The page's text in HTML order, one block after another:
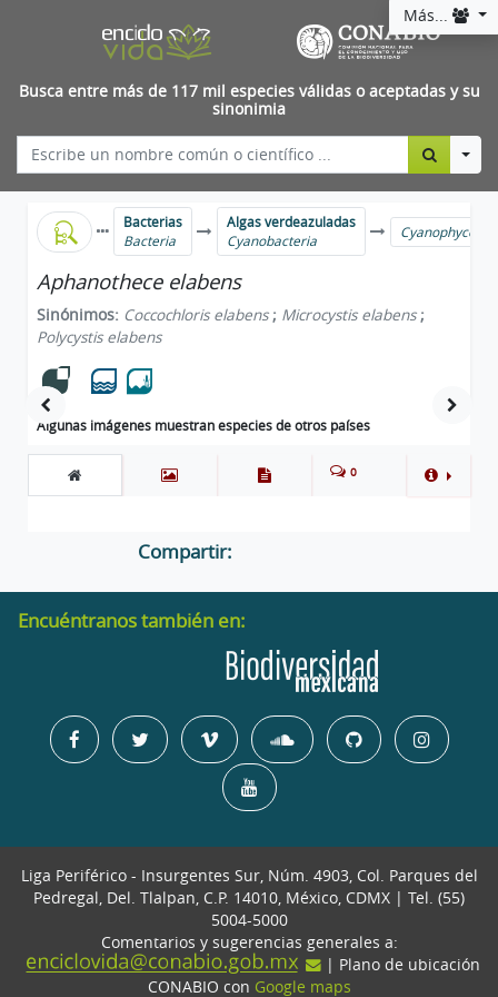
Más...
Busca entre más de 117 mil especies válidas o aceptadas y su
sinonimia
Bacterias
Bacteria
Algas verdeazuladas
Cyanobacteria
Cyanophyceae
Aphanothece elabens
Sinónimos: Coccochloris elabens ; Microcystis elabens ;
Polycystis elabens
Algunas imágenes muestran especies de otros países
0
Compartir:
Encuéntranos también en:
Liga Periférico - Insurgentes Sur, Núm. 4903, Col. Parques del
Pedregal, Del. Tlalpan, C.P. 14010, México, CDMX | Tel. (55)
5004-5000
Comentarios y sugerencias generales a:
| Plano de ubicación
CONABIO con Google maps